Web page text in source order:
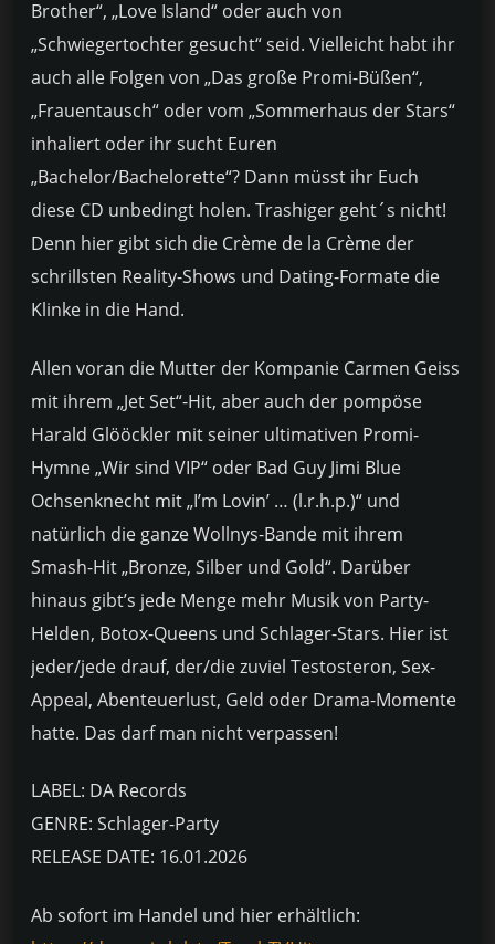
Brother“, „Love Island“ oder auch von
„Schwiegertochter gesucht“ seid. Vielleicht habt ihr
auch alle Folgen von „Das große Promi-Büßen“,
„Frauentausch“ oder vom „Sommerhaus der Stars“
inhaliert oder ihr sucht Euren
„Bachelor/Bachelorette“? Dann müsst ihr Euch
diese CD unbedingt holen. Trashiger geht´s nicht!
Denn hier gibt sich die Crème de la Crème der
schrillsten Reality-Shows und Dating-Formate die
Klinke in die Hand.
Allen voran die Mutter der Kompanie Carmen Geiss
mit ihrem „Jet Set“-Hit, aber auch der pompöse
Harald Glööckler mit seiner ultimativen Promi-
Hymne „Wir sind VIP“ oder Bad Guy Jimi Blue
Ochsenknecht mit „I’m Lovin’ … (l.r.h.p.)“ und
natürlich die ganze Wollnys-Bande mit ihrem
Smash-Hit „Bronze, Silber und Gold“. Darüber
hinaus gibt’s jede Menge mehr Musik von Party-
Helden, Botox-Queens und Schlager-Stars. Hier ist
jeder/jede drauf, der/die zuviel Testosteron, Sex-
Appeal, Abenteuerlust, Geld oder Drama-Momente
hatte. Das darf man nicht verpassen!
LABEL: DA Records
GENRE: Schlager-Party
RELEASE DATE: 16.01.2026
Ab sofort im Handel und hier erhältlich: